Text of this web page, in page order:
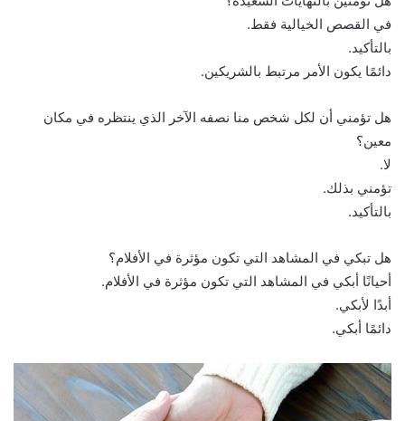
في القصص الخيالية فقط.
بالتأكيد.
دائمًا يكون الأمر مرتبط بالشريكين.
هل تؤمني أن لكل شخص منا نصفه الآخر الذي ينتظره في مكان
معين؟
لا.
تؤمني بذلك.
بالتأكيد.
هل تبكي في المشاهد التي تكون مؤثرة في الأفلام؟
أحيانًا أبكي في المشاهد التي تكون مؤثرة في الأفلام.
أبدًا لأبكي.
دائمًا أبكي.